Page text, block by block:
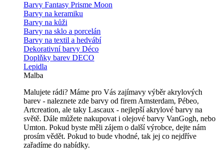
Barvy Fantasy Prisme Moon
Barvy na keramiku
Barvy na kůži
Barvy na sklo a porcelán
Barvy na textil a hedvábí
Dekorativní barvy Déco
Doplňky barev DECO
Lepidla
Malba
Malujete rádi? Máme pro Vás zajímavy výběr akrylových
barev - naleznete zde barvy od firem Amsterdam, Pébeo,
Artcreation, ale taky Lascaux - nejlepší akrylové barvy na
světě. Dále můžete nakupovat i olejové barvy VanGogh, nebo
Umton. Pokud byste měli zájem o další výrobce, dejte nám
prosím vědět. Pokud to bude vhodné, tak jej co nejdříve
zařadíme do nabídky.